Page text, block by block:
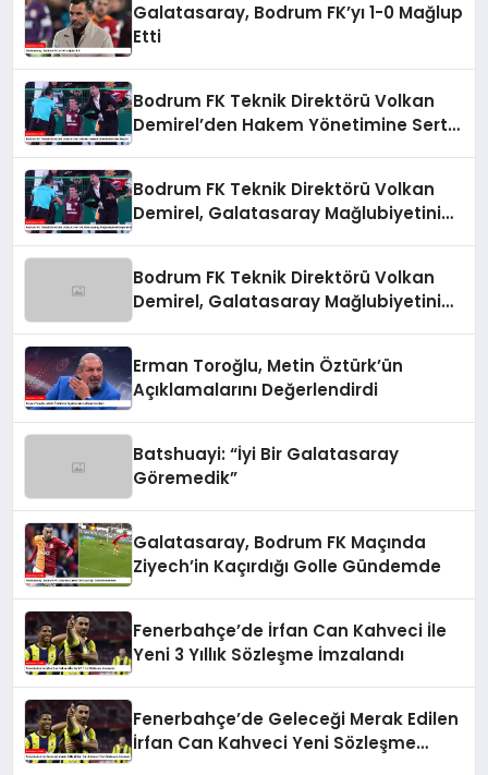
Galatasaray, Bodrum FK’yı 1-0 Mağlup
Etti
Bodrum FK Teknik Direktörü Volkan
Demirel’den Hakem Yönetimine Sert
Bodrum FK Teknik Direktörü Volkan
Demirel, Galatasaray Mağlubiyetini
Bodrum FK Teknik Direktörü Volkan
Demirel, Galatasaray Mağlubiyetini
Erman Toroğlu, Metin Öztürk’ün
Açıklamalarını Değerlendirdi
Batshuayi: “İyi Bir Galatasaray
Göremedik”
Galatasaray, Bodrum FK Maçında
Ziyech’in Kaçırdığı Golle Gündemde
Fenerbahçe’de İrfan Can Kahveci İle
Yeni 3 Yıllık Sözleşme İmzalandı
Fenerbahçe’de Geleceği Merak Edilen
İrfan Can Kahveci Yeni Sözleşme